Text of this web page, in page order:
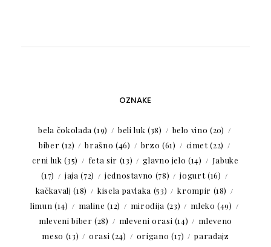
OZNAKE
bela čokolada (19) beli luk (38) belo vino (20)
biber (12) brašno (46) brzo (61) cimet(22)
crni luk (35) feta sir (13) glavno jelo (14)
Jabuke
(17)
jaja (72) jednostavno (78) jogurt(16)
kačkavalj (18) kisela pavlaka (53) krompir (18)
limun (14) maline (12) mirođija (23) mleko (49)
mleveni biber (28) mleveni orasi (14)
mleveno
meso (13) orasi (24) origano (17)
paradajz